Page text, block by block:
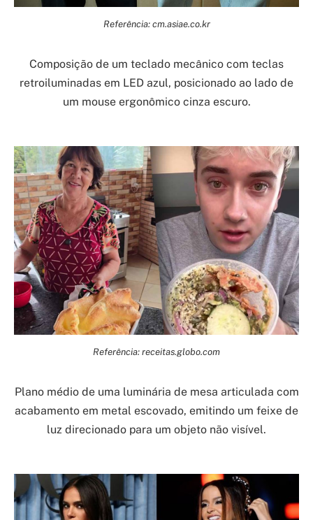
Referência: cm.asiae.co.kr
Composição de um teclado mecânico com teclas
retroiluminadas em LED azul, posicionado ao lado de
um mouse ergonômico cinza escuro.
Referência: receitas.globo.com
Plano médio de uma luminária de mesa articulada com
acabamento em metal escovado, emitindo um feixe de
luz direcionado para um objeto não visível.